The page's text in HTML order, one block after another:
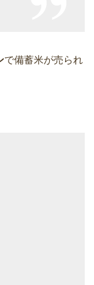
で備蓄米が売られ